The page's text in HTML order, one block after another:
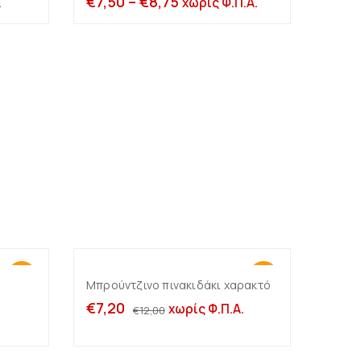
Σταντ πλέξιγκλας με
Προσθήκη στο καλάθι
Μπρούντζινο πινακιδάκι χαρακτό
€12,00
€7,20 χωρίς Φ.Π.Α.